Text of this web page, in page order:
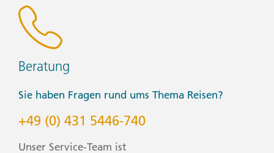
Beratung
Sie haben Fragen rund ums Thema Reisen?
+49 (0) 431 5446-740
Unser Service-Team ist